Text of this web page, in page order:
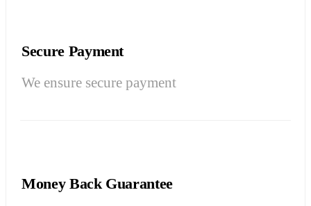
Secure Payment
We ensure secure payment
Money Back Guarantee